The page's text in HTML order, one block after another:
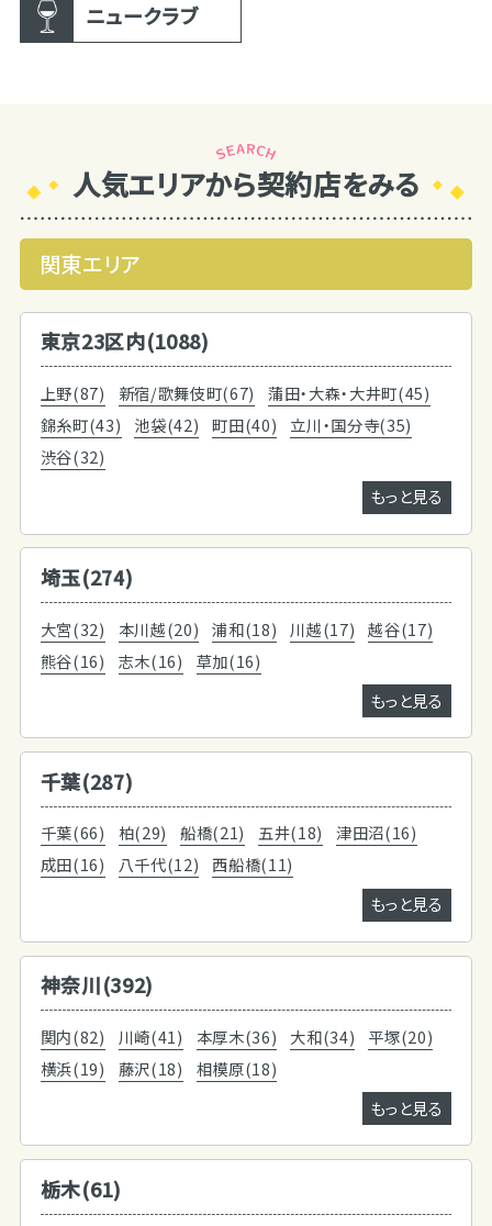
ニュークラブ
人気エリアから契約店をみる
関東エリア
東京23区内(1088)
上野(87) 新宿/歌舞伎町(67)
蒲田・大森・大井町(45)
錦糸町(43)
池袋(42) 町田(40)
立川・国分寺(35)
渋谷(32)
もっと見る
埼玉(274)
大宮(32) 本川越(20) 浦和(18) 川越(17)
越谷(17)
熊谷(16)
志木(16)
草加(16)
もっと見る
千葉(287)
千葉(66) 柏(29) 船橋(21) 五井(18)
津田沼(16)
成田(16)
八千代(12)
西船橋(11)
もっと見る
神奈川(392)
関内(82) 川崎(41) 本厚木(36) 大和(34)
平塚(20)
横浜(19)
藤沢(18)
相模原(18)
もっと見る
栃木(61)